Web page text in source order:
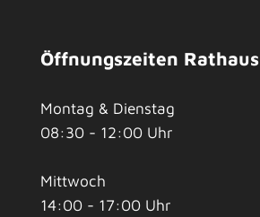
Öffnungszeiten Rathaus
Montag & Dienstag
08:30 - 12:00 Uhr
Mittwoch
14:00 - 17:00 Uhr